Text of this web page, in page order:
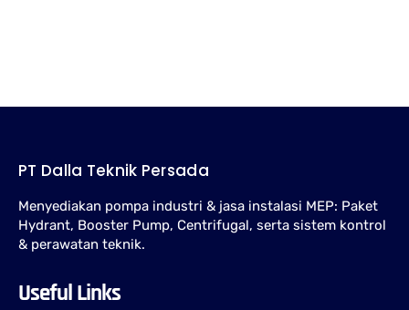
PT Dalla Teknik Persada
Menyediakan pompa industri & jasa instalasi MEP: Paket
Hydrant, Booster Pump, Centrifugal, serta sistem kontrol
& perawatan teknik.
Useful Links